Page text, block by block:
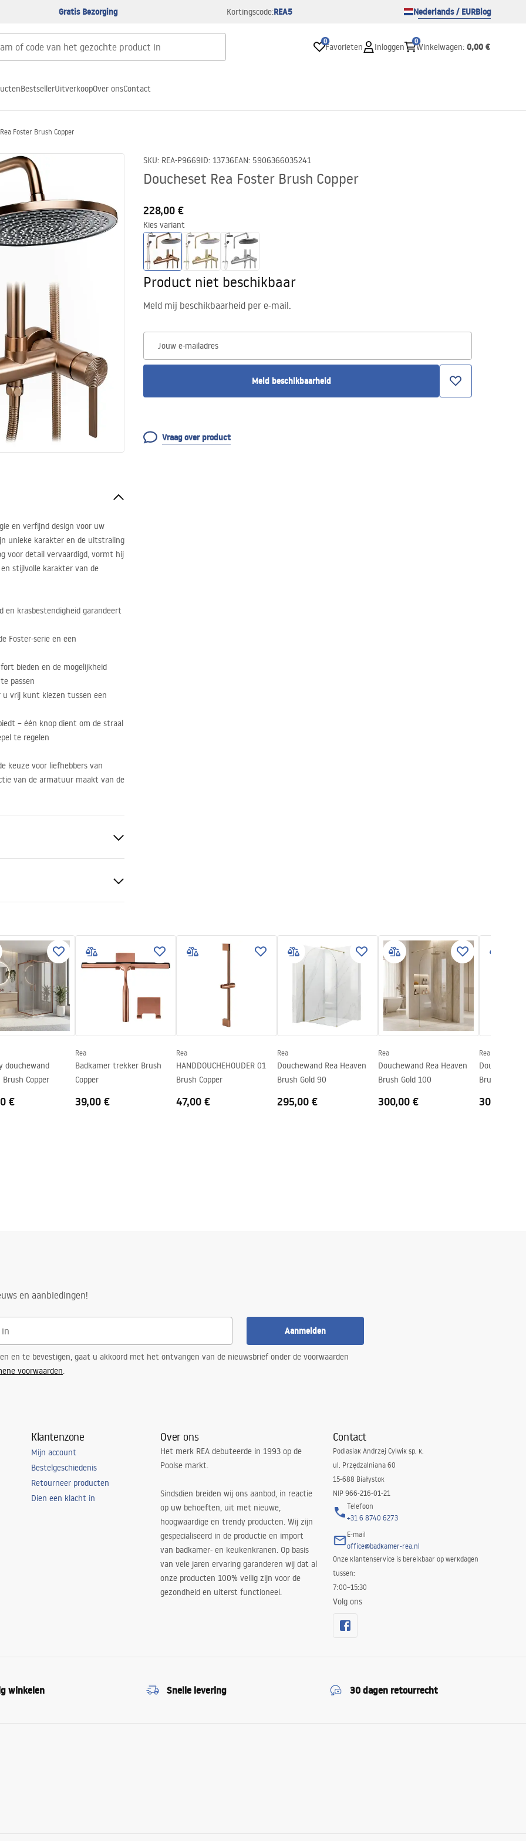
Gratis Bezorging Kortingscode:REA5 Nederlands / EURBlog
0
Favorieten Inloggen
0
Winkelwagen: 0,00 €
BestsellerUitverkoopOver onsContact
Foster Brush Copper
SKU: REA-P9669ID: 13736EAN: 5906366035241
Doucheset Rea Foster Brush Copper
228,00 €
Kies variant
Product niet beschikbaar
Meld mij beschikbaarheid per e-mail.
Jouw e-mailadres
Meld beschikbaarheid
Vraag over product
en verfijnd design voor uw
unieke karakter en de uitstraling
voor detail vervaardigd, vormt hij
stijlvolle karakter van de
en krasbestendigheid garandeert
Foster-serie en een
bieden en de mogelijkheid
passen
u vrij kunt kiezen tussen een
– één knop dient om de straal
te regelen
keuze voor liefhebbers van
van de armatuur maakt van de
_5.pdf
douchewand
Copper
€
Rea
Badkamer trekker Brush
Copper
39,00 €
Rea
HANDDOUCHEHOUDER 01
Brush Copper
47,00 €
Rea
Douchewand Rea Heaven
Brush Gold 90
295,00 €
Rea
Douchewand Rea Heaven
Brush Gold 100
300,00 €
Rea
Brush Gold
308,00 €
en aanbiedingen!
Aanmelden
en te bevestigen, gaat u akkoord met het ontvangen van de nieuwsbrief onder de voorwaarden
voorwaarden.
Klantenzone
Mijn account
Bestelgeschiedenis
Retourneer producten
Dien een klacht in
Over ons
Het merk REA debuteerde in 1993 op de
Poolse markt.
Sindsdien breiden wij ons aanbod, in reactie
op uw behoeften, uit met nieuwe,
hoogwaardige en trendy producten. Wij zijn
gespecialiseerd in de productie en import
van badkamer- en keukenkranen. Op basis
van vele jaren ervaring garanderen wij dat al
onze producten 100% veilig zijn voor de
gezondheid en uiterst functioneel.
Contact
Podlasiak Andrzej Cylwik sp. k.
ul. Przędzalniana 60
15-688 Białystok
NIP 966-216-01-21
Telefoon
+31 6 8740 6273
E-mail
office@badkamer-rea.nl
Onze klantenservice is bereikbaar op werkdagen
tussen:
7:00–15:30
Volg ons
winkelen Snelle levering 30 dagen retourrecht